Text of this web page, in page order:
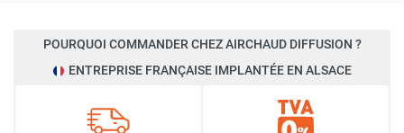
POURQUOI COMMANDER CHEZ AIRCHAUD DIFFUSION ?
ENTREPRISE FRANÇAISE IMPLANTÉE EN ALSACE